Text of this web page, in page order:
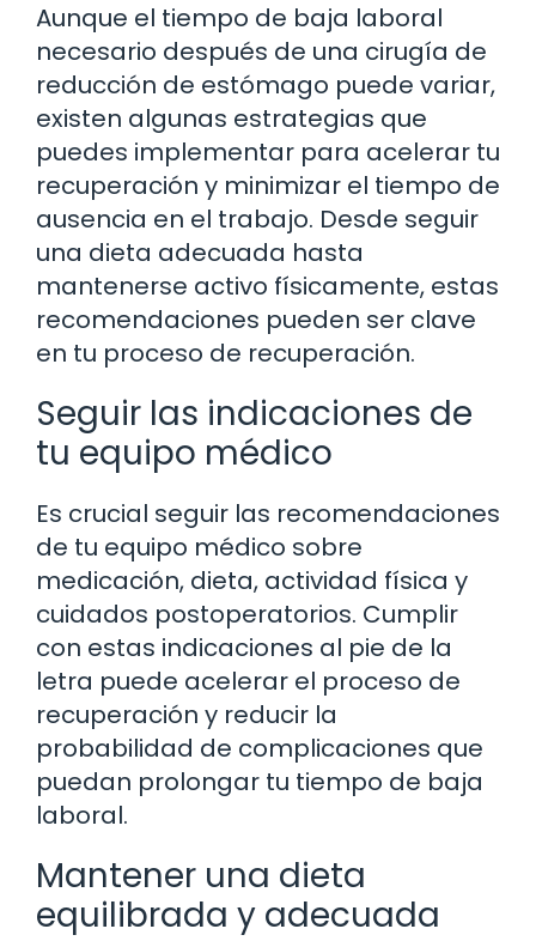
Aunque el tiempo de baja laboral
necesario después de una cirugía de
reducción de estómago puede variar,
existen algunas estrategias que
puedes implementar para acelerar tu
recuperación y minimizar el tiempo de
ausencia en el trabajo. Desde seguir
una dieta adecuada hasta
mantenerse activo físicamente, estas
recomendaciones pueden ser clave
en tu proceso de recuperación.
Seguir las indicaciones de
tu equipo médico
Es crucial seguir las recomendaciones
de tu equipo médico sobre
medicación, dieta, actividad física y
cuidados postoperatorios. Cumplir
con estas indicaciones al pie de la
letra puede acelerar el proceso de
recuperación y reducir la
probabilidad de complicaciones que
puedan prolongar tu tiempo de baja
laboral.
Mantener una dieta
equilibrada y adecuada